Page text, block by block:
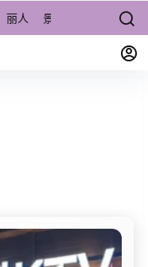
丽人 景点/周边游 宠物